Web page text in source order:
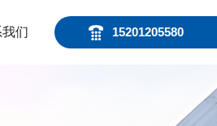
15201205580
们